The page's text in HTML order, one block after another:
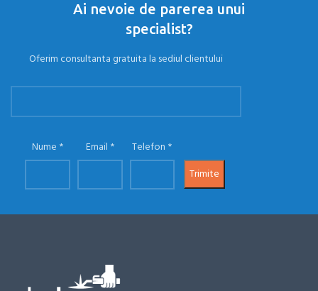
Ai nevoie de parerea unui
specialist?
Oferim consultanta gratuita la sediul clientului
Nume Email Telefon